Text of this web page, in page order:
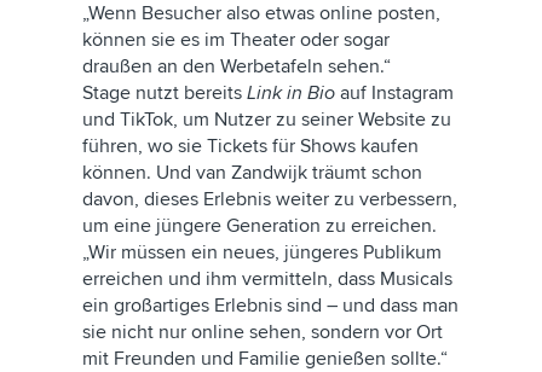
„Wenn Besucher also etwas online posten,
können sie es im Theater oder sogar
draußen an den Werbetafeln sehen.“
Stage nutzt bereits Link in Bio auf Instagram
und TikTok, um Nutzer zu seiner Website zu
führen, wo sie Tickets für Shows kaufen
können. Und van Zandwijk träumt schon
davon, dieses Erlebnis weiter zu verbessern,
um eine jüngere Generation zu erreichen.
„Wir müssen ein neues, jüngeres Publikum
erreichen und ihm vermitteln, dass Musicals
ein großartiges Erlebnis sind – und dass man
sie nicht nur online sehen, sondern vor Ort
mit Freunden und Familie genießen sollte.“